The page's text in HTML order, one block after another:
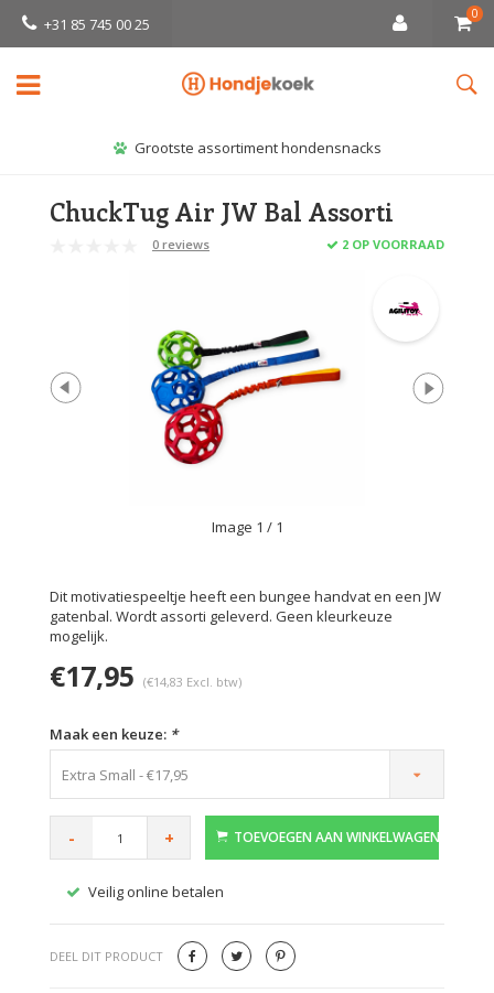
+31 85 745 00 25
0
Grootste assortiment hondensnacks
ChuckTug Air JW Bal Assorti
0 reviews 2 OP VOORRAAD
Image 1 / 1
Dit motivatiespeeltje heeft een bungee handvat en een JW
gatenbal. Wordt assorti geleverd. Geen kleurkeuze
mogelijk.
€17,95 (€14,83 Excl. btw)
Maak een keuze: *
Extra Small - €17,95
- + TOEVOEGEN AAN WINKELWAGEN
Veilig online betalen
DEEL DIT PRODUCT